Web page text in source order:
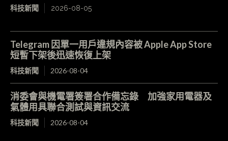
科技新聞 2026-08-05
Telegram 因單一用戶違規內容被 Apple App Store
短暫下架後迅速恢復上架
科技新聞 2026-08-04
消委會與機電署簽署合作備忘錄 加強家用電器及
氣體用具聯合測試與資訊交流
科技新聞 2026-08-04